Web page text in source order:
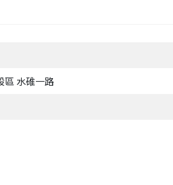
區 水碓一路